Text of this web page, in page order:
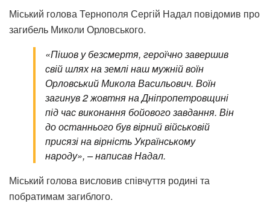
Міський голова Тернополя Сергій Надал повідомив про
загибель Миколи Орловського.
«Пішов у безсмертя, героїчно завершив
свій шлях на землі наш мужній воїн
Орловський Микола Васильович. Воїн
загинув 2 жовтня на Дніпропетровщині
під час виконання бойового завдання. Він
до останнього був вірний військовій
присязі на вірність Українському
народу», – написав Надал.
Міський голова висловив співчуття родині та
побратимам загиблого.